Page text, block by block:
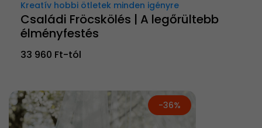
Kreatív hobbi ötletek minden igényre
Családi Fröcskölés | A legőrültebb
élményfestés
33 960 Ft-tól
-36%